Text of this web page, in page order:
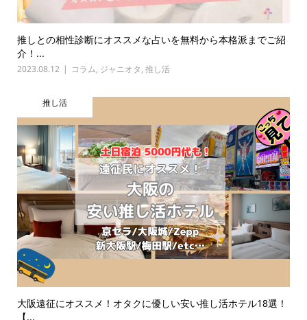
推しとの相性診断にオススメな占いを無料から本格派までご紹
介！...
2023.08.12 コラム, ジャニオタ, 推し活
推し活
大阪遠征にオススメ！オタクに優しい安い推し活ホテル18選！
【...